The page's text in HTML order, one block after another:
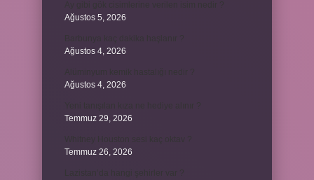
Ağustos 5, 2026
Ağustos 4, 2026
Ağustos 4, 2026
Temmuz 29, 2026
Temmuz 26, 2026